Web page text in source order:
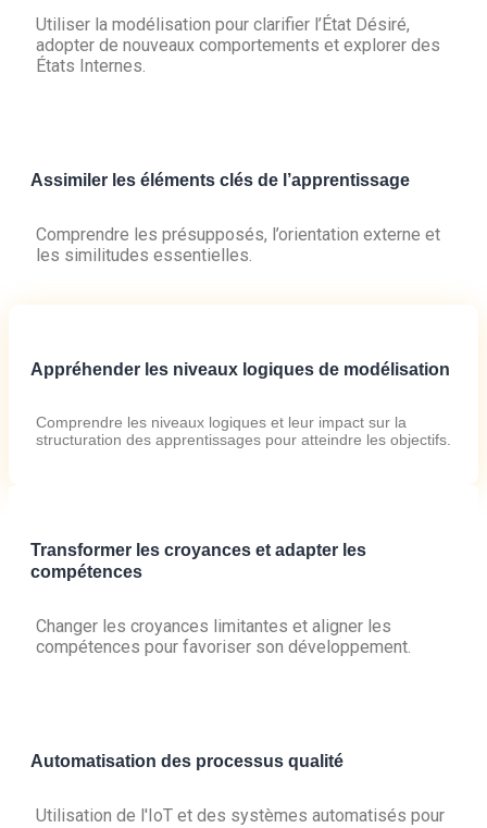
Utiliser la modélisation pour clarifier l’État Désiré,
adopter de nouveaux comportements et explorer des
États Internes.
Assimiler les éléments clés de l’apprentissage
Comprendre les présupposés, l’orientation externe et
les similitudes essentielles.
Appréhender les niveaux logiques de modélisation
Comprendre les niveaux logiques et leur impact sur la
structuration des apprentissages pour atteindre les objectifs.
Transformer les croyances et adapter les
compétences
Changer les croyances limitantes et aligner les
compétences pour favoriser son développement.
Automatisation des processus qualité
Utilisation de l'IoT et des systèmes automatisés pour